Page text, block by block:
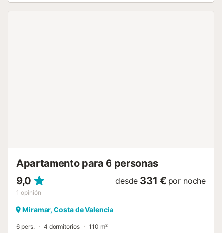
Apartamento para 6 personas
9,0
1 opinión
desde 331 € por noche
Miramar, Costa de Valencia
6 pers. 4 dormitorios 110 m²